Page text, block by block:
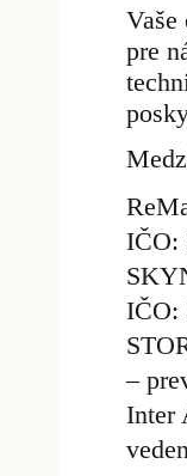
pre
IČO:
IČO:
–
Inter